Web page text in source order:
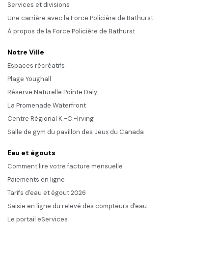
Services et divisions
Une carrière avec la Force Policière de Bathurst
À propos de la Force Policière de Bathurst
Notre Ville
Espaces récréatifs
Plage Youghall
Réserve Naturelle Pointe Daly
La Promenade Waterfront
Centre Régional K.-C.-Irving
Salle de gym du pavillon des Jeux du Canada
Eau et égouts
Comment lire votre facture mensuelle
Paiements en ligne
Tarifs d'eau et égout 2026
Saisie en ligne du relevé des compteurs d'eau
Le portail eServices